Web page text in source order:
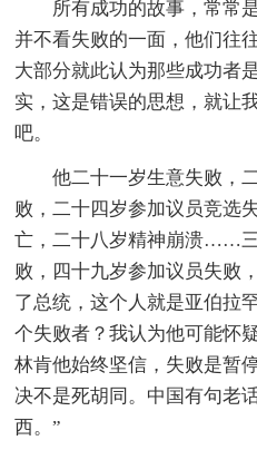
所有成功的故事，常常
并不看失败的一面，他们往
大部分就此认为那些成功者
实，这是错误的思想，就让
吧。
他二十一岁生意失败，
败，二十四岁参加议员竞选
亡，二十八岁精神崩溃……
败，四十九岁参加议员失败
了总统，这个人就是亚伯拉
个失败者？我认为他可能怀
林肯他始终坚信，失败是暂
决不是死胡同。中国有句老
西。”